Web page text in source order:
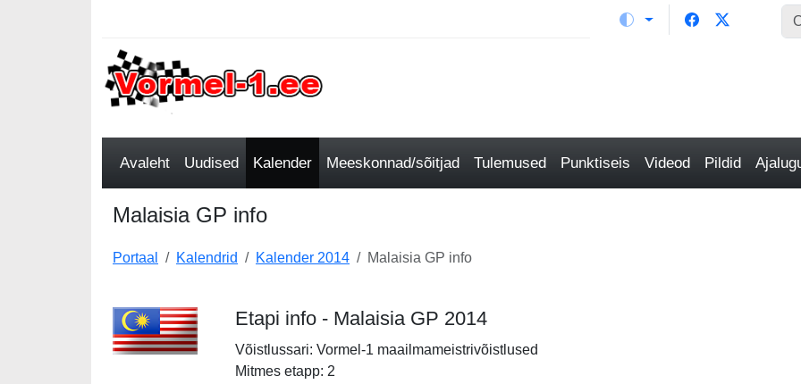
Avaleht Uudised Kalender Meeskonnad/sõitjad Tulemused Punktiseis Videod Pildid
Malaisia GP info
Portaal Kalendrid Kalender 2014 Malaisia GP info
Etapi info - Malaisia GP 2014
Võistlussari: Vormel-1 maailmameistrivõistlused
Mitmes etapp: 2